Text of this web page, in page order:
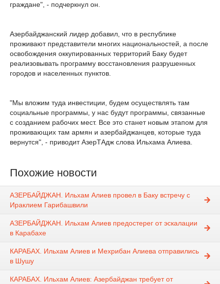
граждане", - подчеркнул он.
Азербайджанский лидер добавил, что в республике
проживают представители многих национальностей, а после
освобождения оккупированных территорий Баку будет
реализовывать программу восстановления разрушенных
городов и населенных пунктов.
"Мы вложим туда инвестиции, будем осуществлять там
социальные программы, у нас будут программы, связанные
с созданием рабочих мест. Все это станет новым этапом для
проживающих там армян и азербайджанцев, которые туда
вернутся", - приводит АзерТАдж слова Ильхама Алиева.
Похожие новости
АЗЕРБАЙДЖАН. Ильхам Алиев провел в Баку встречу с
Ираклием Гарибашвили
АЗЕРБАЙДЖАН. Ильхам Алиев предостерег от эскалации
в Карабахе
КАРАБАХ. Ильхам Алиев и Мехрибан Алиева отправились
в Шушу
КАРАБАХ. Ильхам Алиев: Азербайджан требует от